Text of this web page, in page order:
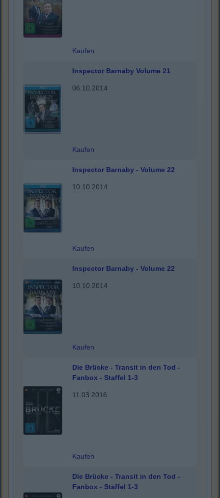
Kaufen
Inspector Barnaby Volume 21
06.10.2014
Kaufen
Inspector Barnaby - Volume 22
10.10.2014
Kaufen
Inspector Barnaby - Volume 22
10.10.2014
Kaufen
Die Brücke - Transit in den Tod -
Fanbox - Staffel 1-3
11.03.2016
Kaufen
Die Brücke - Transit in den Tod -
Fanbox - Staffel 1-3